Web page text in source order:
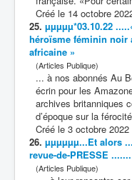
Créé le 14 octobre
25. µµµµµ*03.10.22
héroïsme féminin noir
africaine »
(Articles Publique)
... à nos abonnés Au
écrin pour les
archives britanniques
d’époque sur la
Créé le 3 octobre 2022
26. µµµµµµ...Et alors
revue-de-PRESSE .......
(Articles Publique)